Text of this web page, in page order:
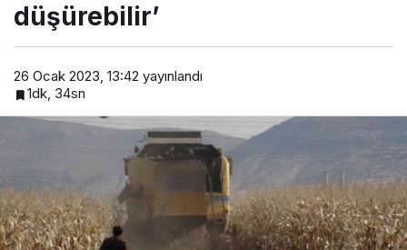
düşürebilir’
26 Ocak 2023, 13:42 yayınlandı
1dk, 34sn